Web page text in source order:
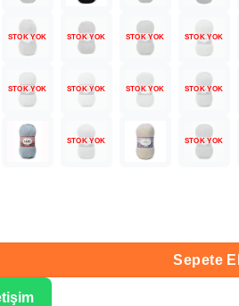
STOK YOK STOK YOK STOK YOK STOK YOK
STOK YOK STOK YOK STOK YOK STOK YOK
STOK YOK STOK YOK
Kıvılcım El Örgü İpliği 06679 adet
Sepete